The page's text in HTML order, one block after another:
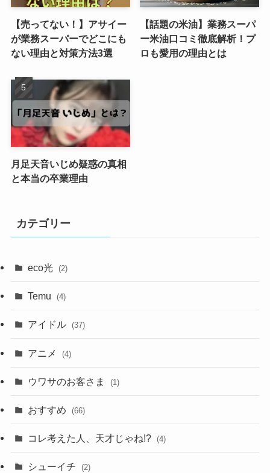
【売ってない！】アサイー
が業務スーパーでどこにも
ない理由と対策方法3選
【話題の米油】業務スーパ
ー米油口コミ徹底解析！プ
ロも愛用の理由とは
月足天音いじめ疑惑の真相
と本当の卒業理由
カテゴリー
eco光 (2)
Temu (4)
アイドル (37)
アニメ (4)
ウワサのお客さま (1)
おすすめ (66)
コレ考えた人、天才じゃね!? (4)
シューイチ (2)